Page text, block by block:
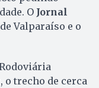
O Jornal
Valparaíso e o
o trecho de cerca